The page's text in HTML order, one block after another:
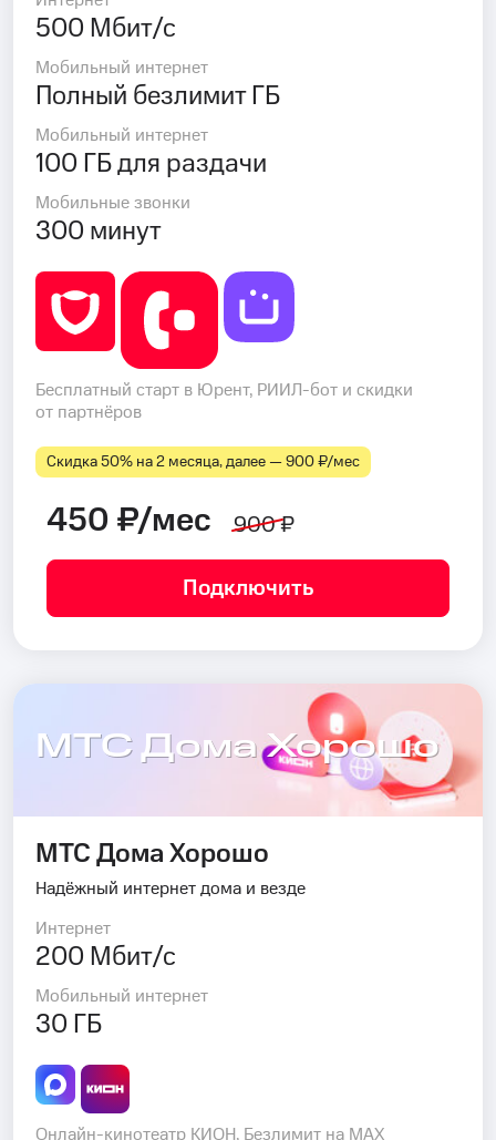
500 Мбит/с
Мобильный интернет
Полный безлимит ГБ
Мобильный интернет
100 ГБ для раздачи
Мобильные звонки
300 минут
Бесплатный старт в Юрент, РИИЛ-бот и скидки
от партнёров
Скидка 50% на 2 месяца, далее — 900 ₽⁠/⁠мес
450 ₽/мес 900 ₽
Подключить
МТС Дома Хорошо
МТС Дома Хорошо
Надёжный интернет дома и везде
Интернет
200 Мбит/с
Мобильный интернет
30 ГБ
Онлайн-кинотеатр КИОН, Безлимит на MAX